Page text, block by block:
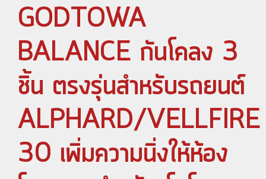
GODTOWA
BALANCE กันโคลง 3
ชิ้น ตรงรุ่นสำหรับรถยนต์
ALPHARD/VELLFIRE
30 เพิ่มความนิ่งให้ห้อง